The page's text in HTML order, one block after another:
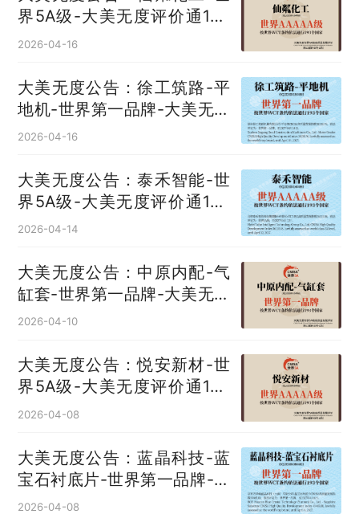
界5A级-大美无度评价通193
国
2026-04-16
大美无度公告：徐工筑路-平
地机‌-世界第一品牌-大美无度
评价通193国
2026-04-16
大美无度公告：泰禾智能-世
界5A级-大美无度评价通193
国
2026-04-14
大美无度公告：中原内配-气
缸套‌-世界第一品牌-大美无度
评价通193国
2026-04-10
大美无度公告：悦安新材-世
界5A级-大美无度评价通193
国
2026-04-08
大美无度公告：蓝晶科技-蓝
宝石衬底片‌-世界第一品牌-大
美无度评价通193国
2026-04-08